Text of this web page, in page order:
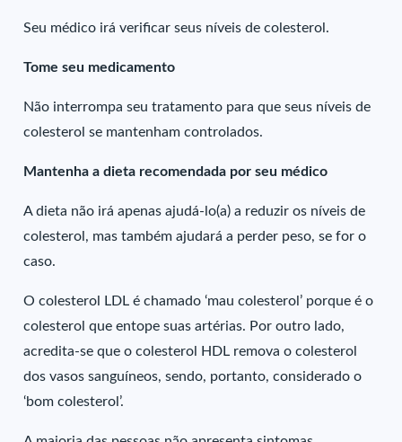
Seu médico irá verificar seus níveis de colesterol.
Tome seu medicamento
Não interrompa seu tratamento para que seus níveis de
colesterol se mantenham controlados.
Mantenha a dieta recomendada por seu médico
A dieta não irá apenas ajudá-lo(a) a reduzir os níveis de
colesterol, mas também ajudará a perder peso, se for o
caso.
O colesterol LDL é chamado ‘mau colesterol’ porque é o
colesterol que entope suas artérias. Por outro lado,
acredita-se que o colesterol HDL remova o colesterol
dos vasos sanguíneos, sendo, portanto, considerado o
‘bom colesterol’.